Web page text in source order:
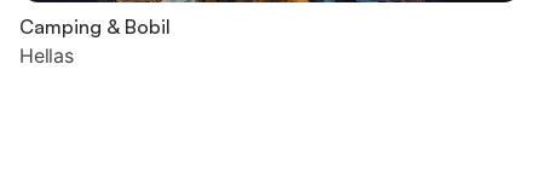
Camping & Bobil
Hellas